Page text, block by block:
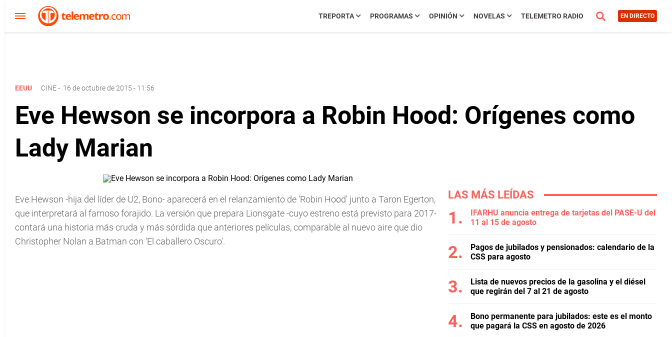
TREPORTA PROGRAMAS OPINIÓN NOVELAS TELEMETRO RADIO EN DIRECTO
EEUU CINE- 16 de octubre de 2015 - 11:56
Eve Hewson se incorpora a Robin Hood: Orígenes como
Lady Marian
Eve Hewson -hija del líder de U2, Bono- aparecerá en el relanzamiento de 'Robin Hood' junto a Taron Egerton,
que interpretará al famoso forajido. La versión que prepara Lionsgate -cuyo estreno está previsto para 2017-
contará una historia más cruda y más sórdida que anteriores películas, comparable al nuevo aire que dio
Christopher Nolan a Batman con 'El caballero Oscuro'.
LAS MÁS LEÍDAS
IFARHU anuncia entrega de tarjetas del PASE-U del
11 al 15 de agosto
Pagos de jubilados y pensionados: calendario de la
CSS para agosto
Lista de nuevos precios de la gasolina y el diésel
que regirán del 7 al 21 de agosto
Bono permanente para jubilados: este es el monto
que pagará la CSS en agosto de 2026